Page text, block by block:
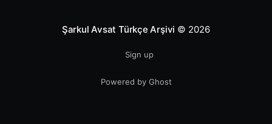
Şarkul Avsat Türkçe Arşivi © 2026
Sign up
Powered by Ghost